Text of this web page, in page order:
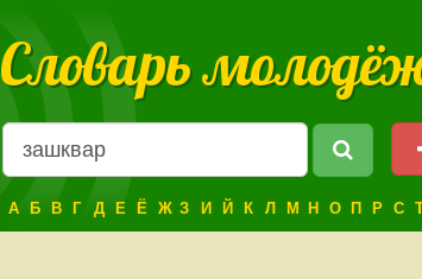
Словарь
А Б В Г Д Е Ё Ж З И Й К Л М Н О П Р С